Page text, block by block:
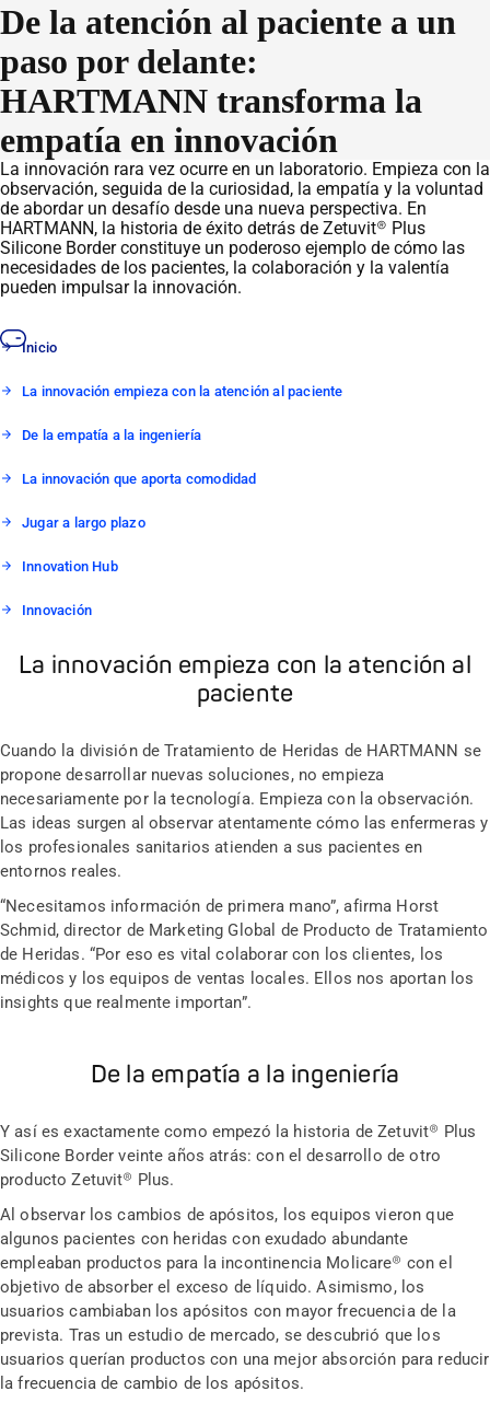
De la atención al paciente a un
paso por delante:
HARTMANN transforma la
empatía en innovación
La innovación rara vez ocurre en un laboratorio. Empieza con la
observación, seguida de la curiosidad, la empatía y la voluntad
de abordar un desafío desde una nueva perspectiva. En
HARTMANN, la historia de éxito detrás de Zetuvit® Plus
Silicone Border constituye un poderoso ejemplo de cómo las
necesidades de los pacientes, la colaboración y la valentía
pueden impulsar la innovación.
Inicio
La innovación empieza con la atención al paciente
De la empatía a la ingeniería
La innovación que aporta comodidad
Jugar a largo plazo
Innovation Hub
Innovación
La innovación empieza con la atención al
paciente
Cuando la división de Tratamiento de Heridas de HARTMANN se
propone desarrollar nuevas soluciones, no empieza
necesariamente por la tecnología. Empieza con la observación.
Las ideas surgen al observar atentamente cómo las enfermeras y
los profesionales sanitarios atienden a sus pacientes en
entornos reales.
“Necesitamos información de primera mano”, afirma Horst
Schmid, director de Marketing Global de Producto de Tratamiento
de Heridas. “Por eso es vital colaborar con los clientes, los
médicos y los equipos de ventas locales. Ellos nos aportan los
insights que realmente importan”.
De la empatía a la ingeniería
Y así es exactamente como empezó la historia de Zetuvit® Plus
Silicone Border veinte años atrás: con el desarrollo de otro
producto Zetuvit® Plus.
Al observar los cambios de apósitos, los equipos vieron que
algunos pacientes con heridas con exudado abundante
empleaban productos para la incontinencia Molicare® con el
objetivo de absorber el exceso de líquido. Asimismo, los
usuarios cambiaban los apósitos con mayor frecuencia de la
prevista. Tras un estudio de mercado, se descubrió que los
usuarios querían productos con una mejor absorción para reducir
la frecuencia de cambio de los apósitos.